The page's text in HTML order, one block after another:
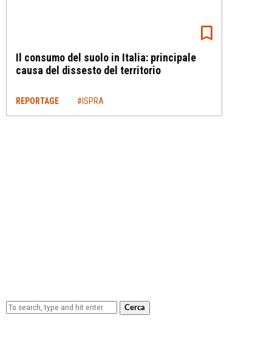
Il consumo del suolo in Italia: principale
causa del dissesto del territorio
REPORTAGE #ISPRA
Cerca